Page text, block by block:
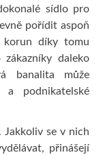
sídlo pro
pořídit aspoň
díky tomu
daleko
banalita může
a podnikatelské
se v nich
přinášejí